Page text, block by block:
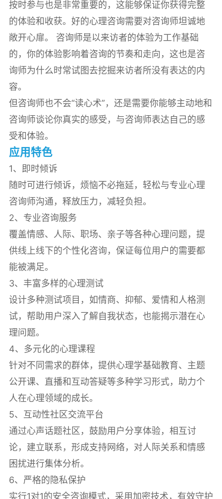
按时参与也是非常重要的，这能够保证你获得完整
的体验和收获。好的心理咨询需要对咨询师坦诚地
敞开心扉。 咨询师是以来访者的体验为工作基础
的，你的体验影响着咨询的节奏和走向，这也是咨
询师为什么时常试图去挖掘来访者所没有表达的内
容。
但咨询师也不会“读心术”，还是需要你能够主动地和
咨询师谈论你真实的感受，与咨询师表达自己的感
受和体验。
应用特色
1、即时倾诉
随时可进行倾诉，烦恼不必拖延，轻松与专业心理
咨询师沟通，释放压力，减轻负担。
2、专业咨询服务
覆盖情感、人际、职场、亲子等各种心理问题，提
供线上线下的个性化咨询，保证每位用户的需要都
能被满足。
3、丰富多样的心理测试
设计多种测试项目，如情商、抑郁、爱情和人格测
试，帮助用户深入了解自我状态，也能揭示潜在心
理问题。
4、多元化的心理课程
针对不同需求的群体，提供心理学基础教育、主题
公开课、直播和互动答疑等多种学习形式，助力个
人在心理领域的成长。
5、互动性社区交流平台
通过心声话题社区，鼓励用户分享体验，相互讨
论，建立联系，形成支持网络，对人际关系和情感
困扰进行集体分析。
6、严格的隐私保护
实行1对1的安全咨询模式，采用加密技术，有效守护